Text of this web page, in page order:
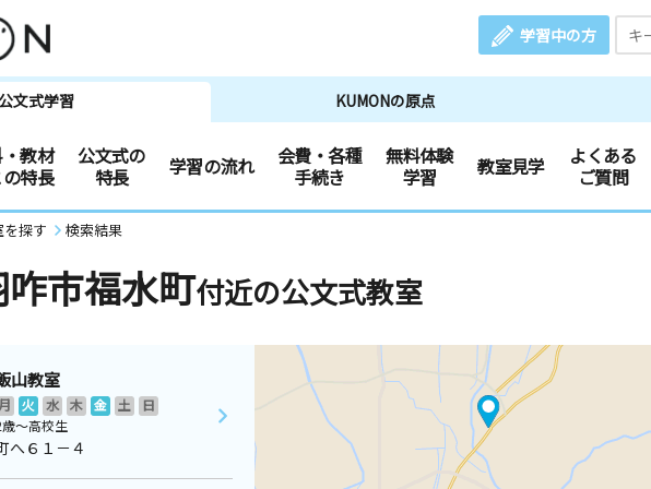
学習中の方
文式学習 KUMONの原点
教材
特長
公文式の
特長
学習の流れ
会費・各種
手続き
無料体験
学習
教室見学
よくある
ご質問
探す 検索結果
市福水町付近の公文式教室
山教室
月 火 水 木 金 土
日
歳～高校生
へ６１－４